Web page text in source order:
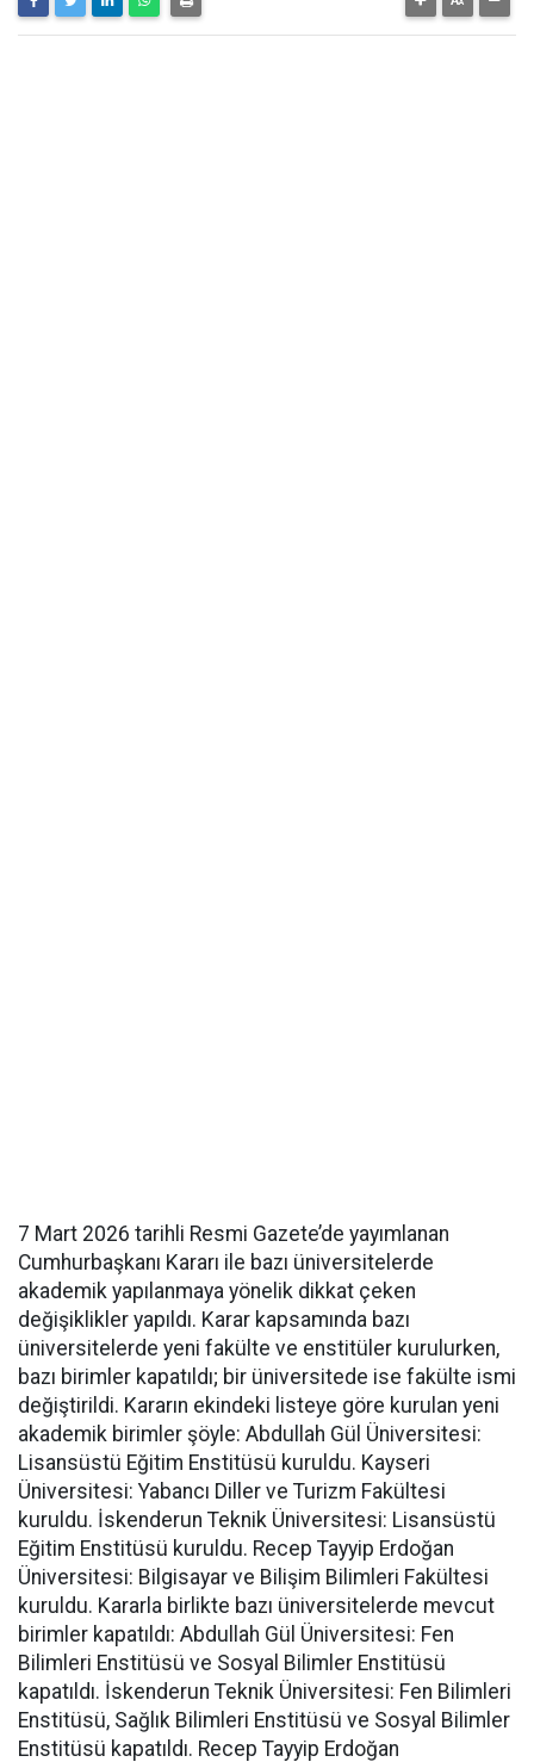
7 Mart 2026 tarihli Resmi Gazete’de yayımlanan
Cumhurbaşkanı Kararı ile bazı üniversitelerde
akademik yapılanmaya yönelik dikkat çeken
değişiklikler yapıldı. Karar kapsamında bazı
üniversitelerde yeni fakülte ve enstitüler kurulurken,
bazı birimler kapatıldı; bir üniversitede ise fakülte ismi
değiştirildi. Kararın ekindeki listeye göre kurulan yeni
akademik birimler şöyle: Abdullah Gül Üniversitesi:
Lisansüstü Eğitim Enstitüsü kuruldu. Kayseri
Üniversitesi: Yabancı Diller ve Turizm Fakültesi
kuruldu. İskenderun Teknik Üniversitesi: Lisansüstü
Eğitim Enstitüsü kuruldu. Recep Tayyip Erdoğan
Üniversitesi: Bilgisayar ve Bilişim Bilimleri Fakültesi
kuruldu. Kararla birlikte bazı üniversitelerde mevcut
birimler kapatıldı: Abdullah Gül Üniversitesi: Fen
Bilimleri Enstitüsü ve Sosyal Bilimler Enstitüsü
kapatıldı. İskenderun Teknik Üniversitesi: Fen Bilimleri
Enstitüsü, Sağlık Bilimleri Enstitüsü ve Sosyal Bilimler
Enstitüsü kapatıldı. Recep Tayyip Erdoğan